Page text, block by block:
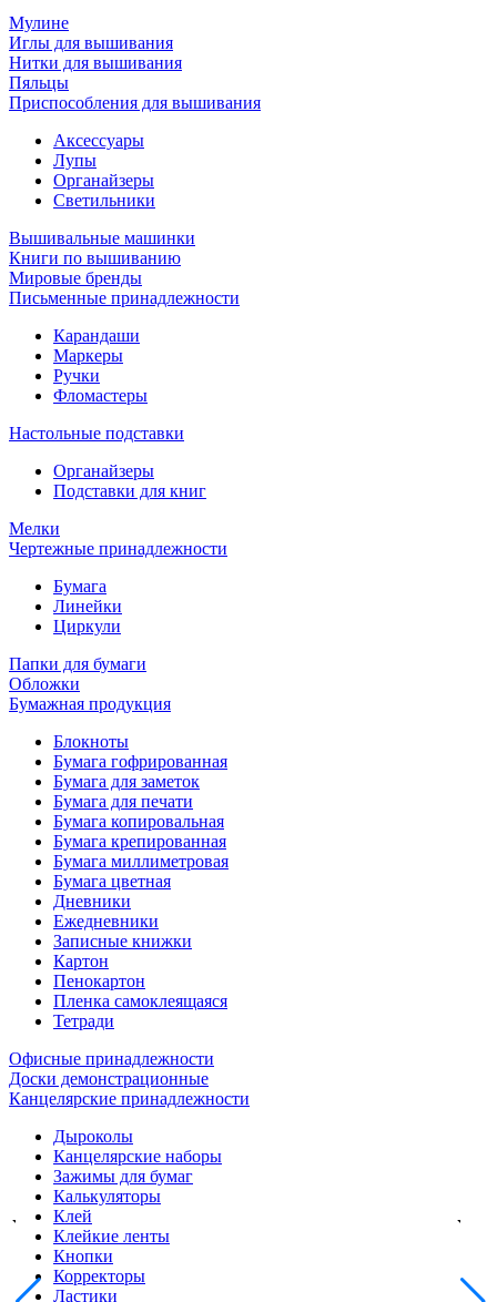
Мулине
Иглы для вышивания
Нитки для вышивания
Пяльцы
Приспособления для вышивания
Аксессуары
Лупы
Органайзеры
Светильники
Вышивальные машинки
Книги по вышиванию
Мировые бренды
Письменные принадлежности
Карандаши
Маркеры
Ручки
Фломастеры
Настольные подставки
Органайзеры
Подставки для книг
Мелки
Чертежные принадлежности
Бумага
Линейки
Циркули
Папки для бумаги
Обложки
Бумажная продукция
Блокноты
Бумага гофрированная
Бумага для заметок
Бумага для печати
Бумага копировальная
Бумага крепированная
Бумага миллиметровая
Бумага цветная
Дневники
Ежедневники
Записные книжки
Картон
Пенокартон
Пленка самоклеящаяся
Тетради
Офисные принадлежности
Доски демонстрационные
Канцелярские принадлежности
Дыроколы
Канцелярские наборы
Зажимы для бумаг
Калькуляторы
Клей
Клейкие ленты
Кнопки
Корректоры
Ластики